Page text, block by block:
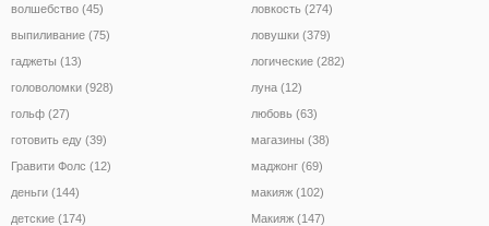
волшебство (45)
выпиливание (75)
гаджеты (13)
головоломки (928)
гольф (27)
готовить еду (39)
Гравити Фолс (12)
деньги (144)
детские (174)
ловкость (274)
ловушки (379)
логические (282)
луна (12)
любовь (63)
магазины (38)
маджонг (69)
макияж (102)
Макияж (147)